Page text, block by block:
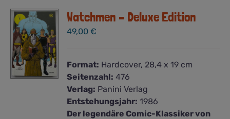
Watchmen – Deluxe Edition
49,00€
Format: Hardcover, 28,4 x 19 cm
Seitenzahl: 476
Verlag: Panini Verlag
Entstehungsjahr: 1986
Der legendäre Comic-Klassiker von